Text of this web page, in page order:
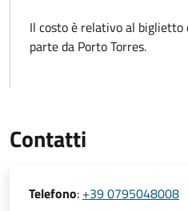
Il costo è relativo al biglietto
parte da Porto Torres.
Contatti
Telefono: +39 0795048008